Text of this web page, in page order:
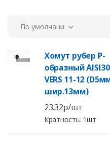
По умолчанию
Хомут рубер Р-
образный
VERS 11-12
шир.13мм)
23.32р/шт
Кратность: 1шт